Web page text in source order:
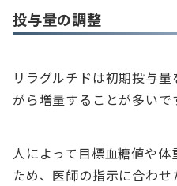
投与量の調整
リラグルチドは初期投与
がら増量することが多いで
人によって目標血糖値や
ため、医師の指示に合わ